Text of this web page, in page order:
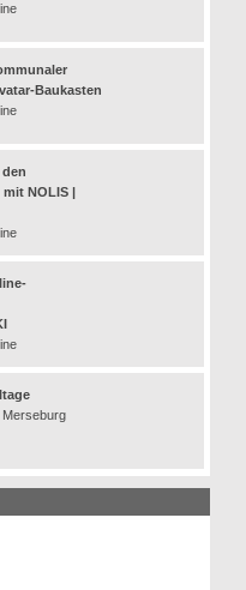
Baukasten
NOLIS |
Merseburg